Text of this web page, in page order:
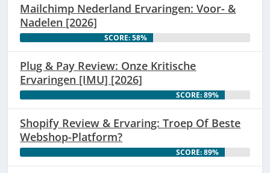
Mailchimp Nederland Ervaringen: Voor- &
Nadelen [2026]
SCORE: 58%
Plug & Pay Review: Onze Kritische
Ervaringen [IMU] [2026]
SCORE: 89%
Shopify Review & Ervaring: Troep Of Beste
Webshop-Platform?
SCORE: 89%